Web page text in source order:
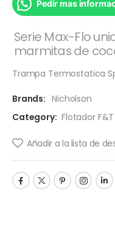
Pedir mas
Serie Max-Flo
marmitas de
Trampa Termostatica
Brands: Nicholson
Category: Flotador F&T
Añadir a la lista de